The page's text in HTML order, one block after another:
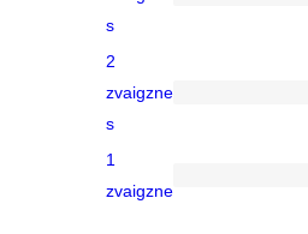
star
reviews
s
star
reviews
2
zvaigzne
s
0
1
zvaigzne